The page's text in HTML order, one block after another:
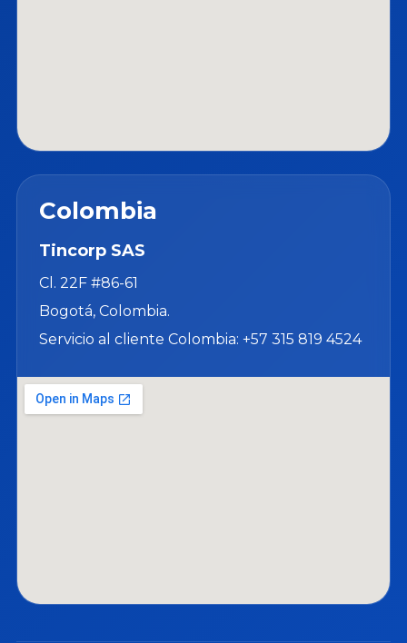
Colombia
Tincorp SAS
Cl. 22F #86-61
Bogotá, Colombia.
Servicio al cliente Colombia: +57 315 819 4524